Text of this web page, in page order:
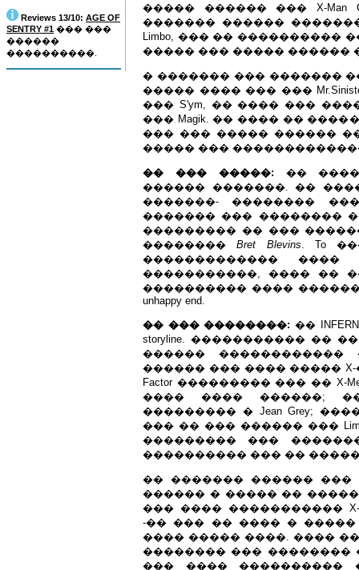
Reviews 13/10: AGE OF
SENTRY #1 ��� ���
������
����������.
����� ������ ��� X-Man
������� ������
Limbo, ��� �� ����������
����� ��� ����� ������
� ������� ��� �������
����� ���� ��� ���
��� S'ym, �� ���� ���
��� Magik. �� ���� ��
��� ��� ����� ������
����� ��� �������������
�� ��� �����: ��
������ �������. ��
�������- ��������
������� ��� ��������
��������� �� ���
��������Bret Blevins. To
�������������
�����������, ���� ��
���������� ����
unhappy end.
�� ��� ��������: ��
storyline. ����������� ��
������
������ ��� ���� �����
Factor ��������� ��� �� X-
���� ���� ������;
��������� � Jean Grey;
��� �� ��� ������ ���
��������� ���
���������� ��� ��
�� ������� ������ ���
������ � ����� �� �����
��� ���� ����������� X-
-�� ��� �� ���� �
���� ����� ����. ����
�������� ��� ��������
��� ���� ����������